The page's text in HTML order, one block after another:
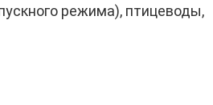
режима), птицеводы,